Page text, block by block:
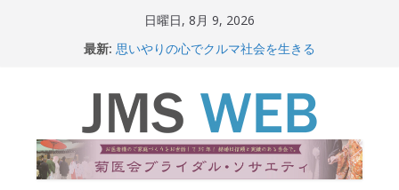
日曜日, 8月 9, 2026
最新: 思いやりの心でクルマ社会を生きる
関東大震災から100 年
新生ニッポン！